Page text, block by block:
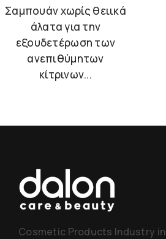
Σαμπουάν χωρίς θειικά
άλατα για την
εξουδετέρωση των
ανεπιθύμητων
κίτρινων...
Cosmetic Products Industry in